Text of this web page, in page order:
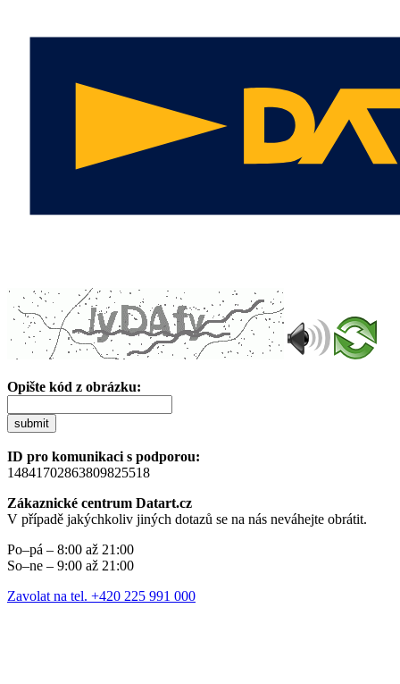
Opište kód z obrázku:
submit
ID pro komunikaci s podporou:
14841702863809825518
Zákaznické centrum Datart.cz
V případě jakýchkoliv jiných dotazů se na nás neváhejte obrátit.
Po–pá – 8:00 až 21:00
So–ne – 9:00 až 21:00
Zavolat na tel. +420 225 991 000